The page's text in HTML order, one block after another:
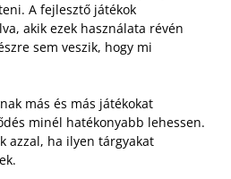
A fejlesztő játékok
akik ezek használata révén
sem veszik, hogy mi
más és más játékokat
minél hatékonyabb lehessen.
azzal, ha ilyen tárgyakat